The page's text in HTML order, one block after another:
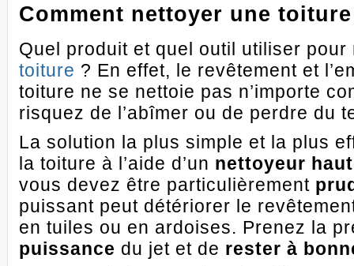
Comment nettoyer une
Quel produit et quel outil utiliser
toiture ? En effet, le revêtement et
toiture ne se nettoie pas n’importe
risquez de l’abîmer ou de perdre du
La solution la plus simple et la plus
la toiture à l’aide d’un nettoyeur
vous devez être particulièrement
puissant peut détériorer le
en tuiles ou en ardoises. Prenez la
puissance du jet et de rester à